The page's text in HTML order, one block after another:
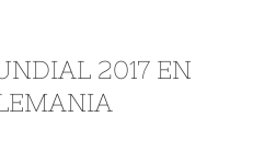
2017 EN